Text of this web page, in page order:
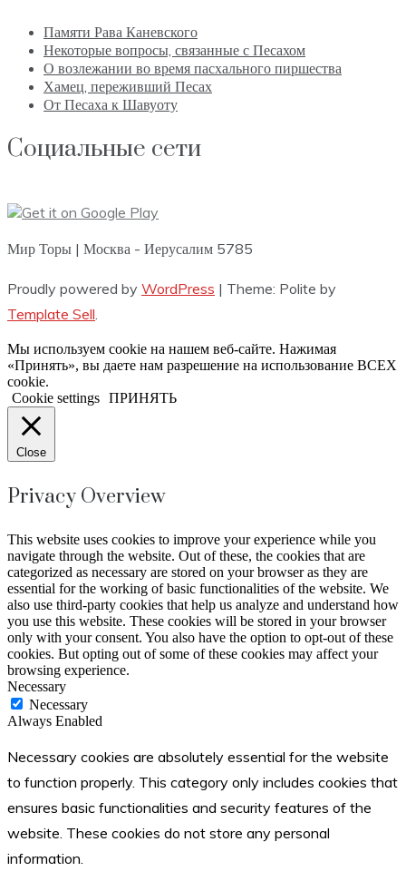
Памяти Рава Каневского
Некоторые вопросы, связанные с Песахом
О возлежании во время пасхального пиршества
Хамец, переживший Песах
От Песаха к Шавуоту
Социальные сети
Мир Торы | Москва - Иерусалим 5785
Proudly powered by WordPress | Theme: Polite by
Template Sell.
Мы используем cookie на нашем веб-сайте. Нажимая
«Принять», вы даете нам разрешение на использование ВСЕХ
cookie.
Cookie settings ПРИНЯТЬ
Close
Privacy Overview
This website uses cookies to improve your experience while you
navigate through the website. Out of these, the cookies that are
categorized as necessary are stored on your browser as they are
essential for the working of basic functionalities of the website. We
also use third-party cookies that help us analyze and understand how
you use this website. These cookies will be stored in your browser
only with your consent. You also have the option to opt-out of these
cookies. But opting out of some of these cookies may affect your
browsing experience.
Necessary
Necessary
Always Enabled
Necessary cookies are absolutely essential for the website
to function properly. This category only includes cookies that
ensures basic functionalities and security features of the
website. These cookies do not store any personal
information.